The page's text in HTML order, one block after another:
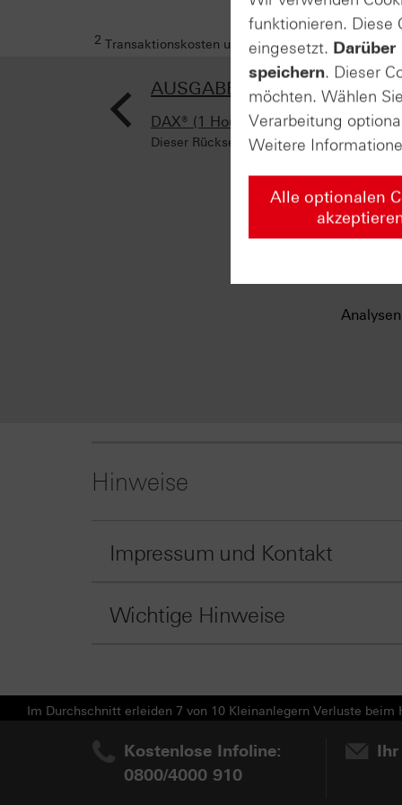
2 Transaktionskosten und Ihr Depotpreis (soweit
< AUSGABE VOM 08.04.2024
DAX® (1 Hour)
Dieser Rücksetzer wird nicht umgehend
Hinweise
Impressum und Kontakt
Wichtige Hinweise
Im Durchschnitt erleiden 7 von 10 Kleinanlegern Verluste
Kostenlose Infoline:
0800/4000 910
funktionieren. Diese
eingesetzt.
speichern. Dieser
möchten. Wählen
Verarbeitung
Weitere
Alle optionalen